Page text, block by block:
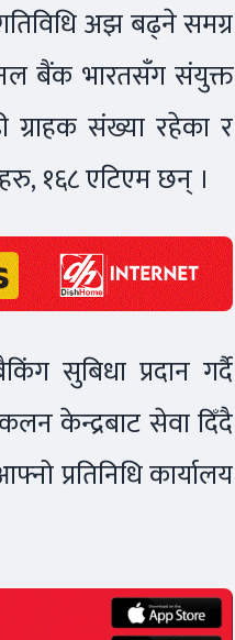
अझ बढ्ने समग्र
बैंक भारतसँग संयुक्त
ग्राहक संख्या रहेका र
१६८ एटिएम छन् ।
सुबिधा प्रदान गर्दै
केन्द्रबाट सेवा दिँदै
प्रतिनिधि कार्यालय